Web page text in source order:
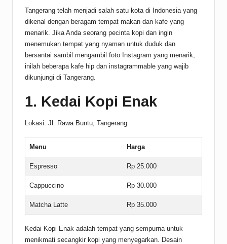
Tangerang telah menjadi salah satu kota di Indonesia yang
dikenal dengan beragam tempat makan dan kafe yang
menarik. Jika Anda seorang pecinta kopi dan ingin
menemukan tempat yang nyaman untuk duduk dan
bersantai sambil mengambil foto Instagram yang menarik,
inilah beberapa kafe hip dan instagrammable yang wajib
dikunjungi di Tangerang.
1. Kedai Kopi Enak
Lokasi: Jl. Rawa Buntu, Tangerang
Menu Harga
Espresso Rp 25.000
Cappuccino Rp 30.000
Matcha Latte Rp 35.000
Kedai Kopi Enak adalah tempat yang sempurna untuk
menikmati secangkir kopi yang menyegarkan. Desain